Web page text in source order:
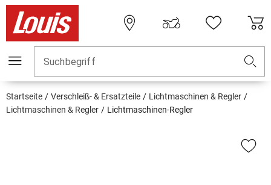
Suchbegriff
Startseite Verschleiß- & Ersatzteile
Lichtmaschinen & Regler
Lichtmaschinen & Regler
Lichtmaschinen-Regler